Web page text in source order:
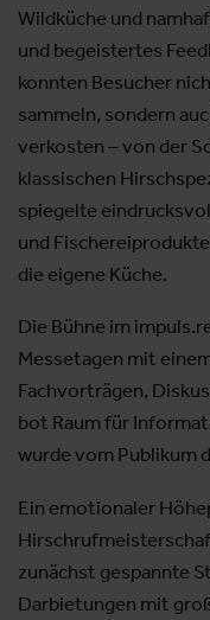
Wildküche und
und begeistertes
konnten Besucher
sammeln, sondern
verkosten – von der
klassischen
spiegelte
und
die eigene Küche.
Die Bühne im
Messetagen mit
Fachvorträgen,
bot Raum für
wurde vom Publikum
Ein emotionaler
zunächst gespannte
Darbietungen mit